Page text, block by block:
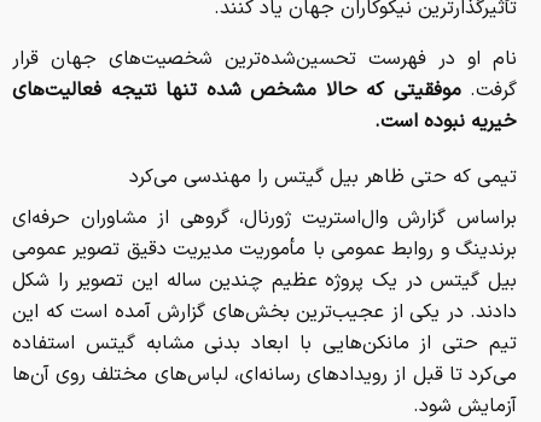
تأثیرگذارترین نیکوکاران جهان یاد کنند.
نام او در فهرست تحسین‌شده‌ترین شخصیت‌های جهان قرار
گرفت.موفقیتی که حالا مشخص شده تنها نتیجه فعالیت‌های
خیریه نبوده است.
تیمی که حتی ظاهر بیل گیتس را مهندسی می‌کرد
براساس گزارش وال‌استریت ژورنال، گروهی از مشاوران حرفه‌ای
برندینگ و روابط عمومی با مأموریت مدیریت دقیق تصویر عمومی
بیل گیتس در یک پروژه عظیم چندین ساله این تصویر را شکل
دادند. در یکی از عجیب‌ترین بخش‌های گزارش آمده است که این
تیم حتی از مانکن‌هایی با ابعاد بدنی مشابه گیتس استفاده
می‌کرد تا قبل از رویدادهای رسانه‌ای، لباس‌های مختلف روی آن‌ها
آزمایش شود.